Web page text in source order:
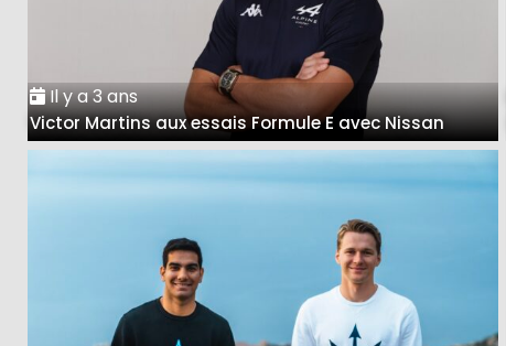
Il y a 3 ans
Victor Martins aux essais Formule E avec Nissan